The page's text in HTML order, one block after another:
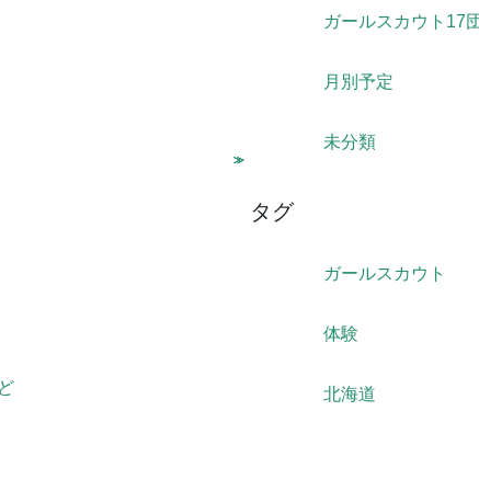
ど
ガールスカウト17
月別予定
未分類
タグ
ガールスカウト
体験
北海道